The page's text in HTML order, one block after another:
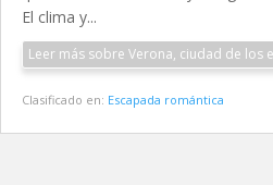
El clima y...
Leer más sobre Verona, ciudad de los
Clasificado en: Escapada romántica